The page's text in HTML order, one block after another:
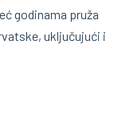
godinama pruža
uključujući i